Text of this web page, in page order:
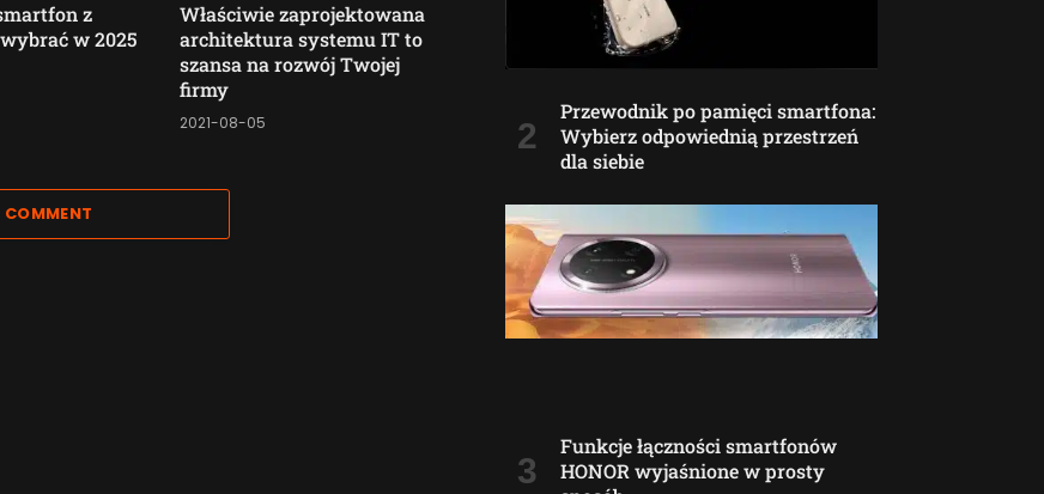
z
w 2025
Właściwie zaprojektowana
architektura systemu IT to
szansa na rozwój Twojej
firmy
2021-08-05
Przewodnik po pamięci smartfona:
Wybierz odpowiednią przestrzeń
dla siebie
Funkcje łączności smartfonów
HONOR wyjaśnione w prosty